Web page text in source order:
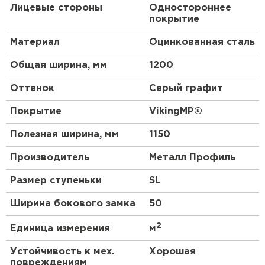
Основу покрытия составляет особый полимер,
который придаёт декоративному материалу
необычную фактуру и благородную матовость.
Помимо эстетической функции,
VikingMP®обладает хорошей пластичностью и
стойкостью к агрессивной среде. Покрытие
использования: металлочерепица, штакетник,
популярностью оно пользуется при
строительстве коттеджей и частных домов.
Кровля с покрытием VikingMP® придаст вашему
дому оригинальный вид при минимальных
затратах. Гарантия на покрытие
VikingMP
составляет до 10 лет*.
Преимущества:
Класс пожаробезопасности — НГ (не горит).
Стойкость к коррозии, агрессивной среде,
ультрафиолету.
Лицевые стороны
Одностороннее
покрытие
Материал Оцинкованная сталь
Общая ширина, мм 1200
Оттенок Серый графит
Покрытие VikingMP®
Полезная ширина, мм 1150
Производитель Металл Профиль
Размер ступеньки SL
Ширина бокового замка 50
Единица измерения м2
Устойчивость к мех.
повреждениям
Хорошая